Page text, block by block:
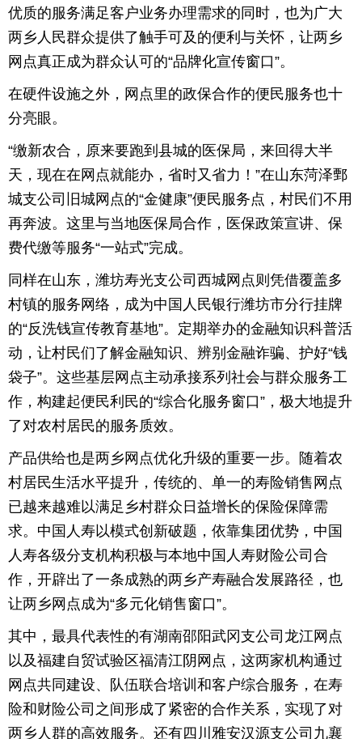
优质的服务满足客户业务办理需求的同时，也为广大
两乡人民群众提供了触手可及的便利与关怀，让两乡
网点真正成为群众认可的“品牌化宣传窗口”。
在硬件设施之外，网点里的政保合作的便民服务也十
分亮眼。
“缴新农合，原来要跑到县城的医保局，来回得大半
天，现在在网点就能办，省时又省力！”在山东菏泽鄄
城支公司旧城网点的“金健康”便民服务点，村民们不用
再奔波。这里与当地医保局合作，医保政策宣讲、保
费代缴等服务“一站式”完成。
同样在山东，潍坊寿光支公司西城网点则凭借覆盖多
村镇的服务网络，成为中国人民银行潍坊市分行挂牌
的“反洗钱宣传教育基地”。定期举办的金融知识科普活
动，让村民们了解金融知识、辨别金融诈骗、护好“钱
袋子”。这些基层网点主动承接系列社会与群众服务工
作，构建起便民利民的“综合化服务窗口”，极大地提升
了对农村居民的服务质效。
产品供给也是两乡网点优化升级的重要一步。随着农
村居民生活水平提升，传统的、单一的寿险销售网点
已越来越难以满足乡村群众日益增长的保险保障需
求。中国人寿以模式创新破题，依靠集团优势，中国
人寿各级分支机构积极与本地中国人寿财险公司合
作，开辟出了一条成熟的两乡产寿融合发展路径，也
让两乡网点成为“多元化销售窗口”。
其中，最具代表性的有湖南邵阳武冈支公司龙江网点
以及福建自贸试验区福清江阴网点，这两家机构通过
网点共同建设、队伍联合培训和客户综合服务，在寿
险和财险公司之间形成了紧密的合作关系，实现了对
两乡人群的高效服务。还有四川雅安汉源支公司九襄